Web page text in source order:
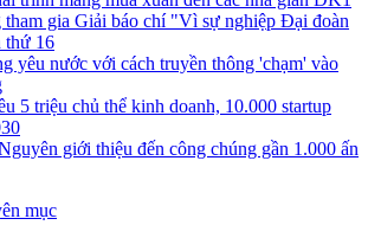
gia Giải báo chí "Vì sự nghiệp Đại đoàn
thứ 16
yêu nước với cách truyền thông 'chạm' vào
5 triệu chủ thể kinh doanh, 10.000 startup
giới thiệu đến công chúng gần 1.000 ấn
mục